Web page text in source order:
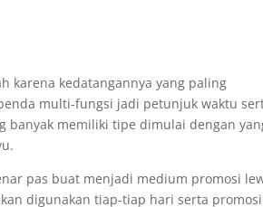
karena kedatangannya yang paling
multi-fungsi jadi petunjuk waktu
banyak memiliki tipe dimulai dengan
pas buat menjadi medium promosi
digunakan tiap-tiap hari serta promosi